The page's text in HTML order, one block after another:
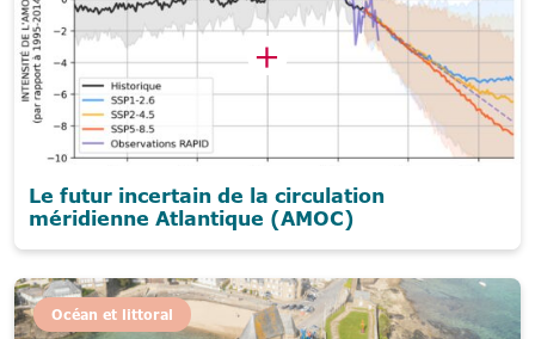
Le futur incertain de la circulation
méridienne Atlantique (AMOC)
Océan et littoral